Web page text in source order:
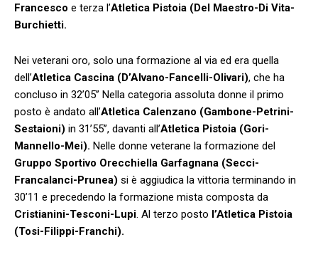
Francesco e terza l’Atletica Pistoia (Del Maestro-Di Vita-
Burchietti.
Nei veterani oro, solo una formazione al via ed era quella
dell’Atletica Cascina (D’Alvano-Fancelli-Olivari), che ha
concluso in 32’05’’ Nella categoria assoluta donne il primo
posto è andato all’Atletica Calenzano (Gambone-Petrini-
Sestaioni) in 31’55’’, davanti all’Atletica Pistoia (Gori-
Mannello-Mei). Nelle donne veterane la formazione del
Gruppo Sportivo Orecchiella Garfagnana (Secci-
Francalanci-Prunea) si è aggiudica la vittoria terminando in
30’11 e precedendo la formazione mista composta da
Cristianini-Tesconi-Lupi. Al terzo posto l’Atletica Pistoia
(Tosi-Filippi-Franchi).